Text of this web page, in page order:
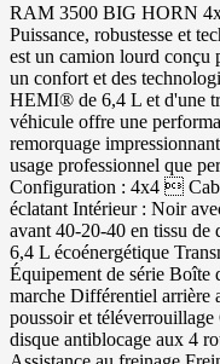
RAM 3500 BIG HORN
Puissance, robustesse et
est un camion lourd conçu
un confort et des
HEMI® de 6,4 L et d'une
véhicule offre une
remorquage
usage professionnel que
Configuration : 4x4 
éclatant Intérieur : Noir
avant 40-20-40 en tissu
6,4 L écoénergétique
Équipement de série Boîte
marche Différentiel arrière
poussoir et
disque antiblocage aux 4